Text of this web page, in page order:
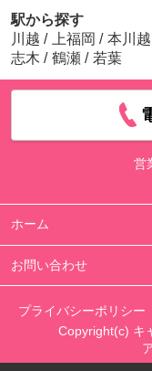
駅から探す
川越 / 上福岡 / 本川越
志木 / 鶴瀬 / 若葉
営
ホーム
お問い合わせ
プライバシーポリシー
Copyright(c) キ